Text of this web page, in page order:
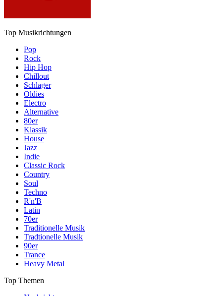
Top Musikrichtungen
Pop
Rock
Hip Hop
Chillout
Schlager
Oldies
Electro
Alternative
80er
Klassik
House
Jazz
Indie
Classic Rock
Country
Soul
Techno
R'n'B
Latin
70er
Traditionelle Musik
Tradtionelle Musik
90er
Trance
Heavy Metal
Top Themen